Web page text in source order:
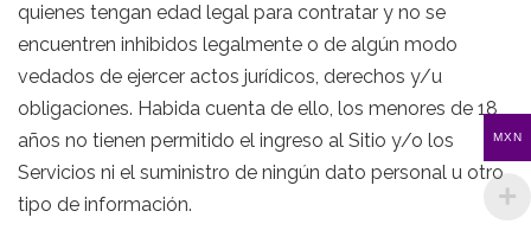
quienes tengan edad legal para contratar y no se
encuentren inhibidos legalmente o de algún modo
vedados de ejercer actos jurídicos, derechos y/u
obligaciones. Habida cuenta de ello, los menores de 18
años no tienen permitido el ingreso al Sitio y/o los
Servicios ni el suministro de ningún dato personal u otro
tipo de información.
MXN